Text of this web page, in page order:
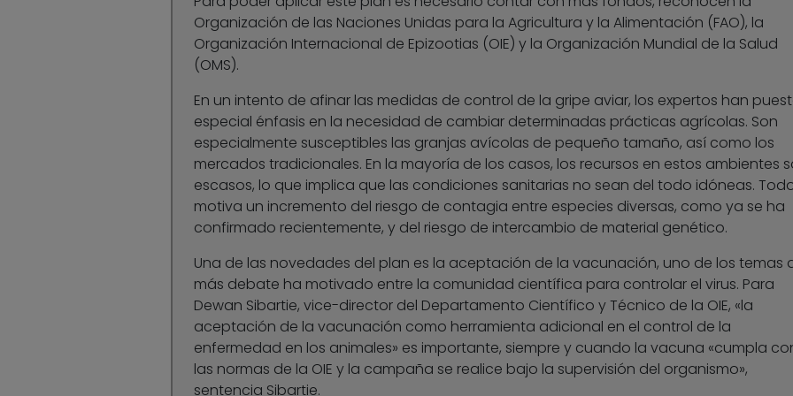
Organización de las Naciones Unidas para la Agricultura y la Alimentación (FAO), la
Organización Internacional de Epizootias (OIE) y la Organización Mundial de la Salud
(OMS).
En un intento de afinar las medidas de control de la gripe aviar, los expertos han
especial énfasis en la necesidad de cambiar determinadas prácticas agrícolas. Son
especialmente susceptibles las granjas avícolas de pequeño tamaño, así como los
mercados tradicionales. En la mayoría de los casos, los recursos en estos ambientes
escasos, lo que implica que las condiciones sanitarias no sean del todo idóneas.
motiva un incremento del riesgo de contagia entre especies diversas, como ya se ha
confirmado recientemente, y del riesgo de intercambio de material genético.
Una de las novedades del plan es la aceptación de la vacunación, uno de los temas
más debate ha motivado entre la comunidad científica para controlar el virus. Para
Dewan Sibartie, vice-director del Departamento Científico y Técnico de la OIE, «la
aceptación de la vacunación como herramienta adicional en el control de la
enfermedad en los animales» es importante, siempre y cuando la vacuna «cumpla
las normas de la OIE y la campaña se realice bajo la supervisión del organismo»,
sentencia Sibartie.